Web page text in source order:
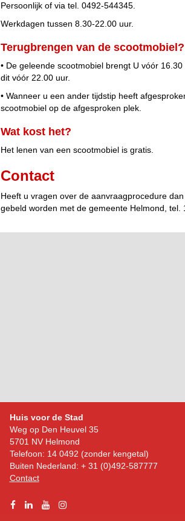
Persoonlijk of via tel. 0492-544345.
Werkdagen tussen 8.30-22.00 uur.
Terugbrengen van de scootmobiel?
• De geleende scootmobiel brengt U vóór
dit vóór 22.00 uur.
• Wanneer u een ander tijdstip heeft
scootmobiel op de afgesproken plek.
Wat kost het?
Het lenen van een scootmobiel is gratis.
Contact
Heeft u vragen over de aanvraagprocedure
gebeld worden met de gemeente Helmond, tel.
Bezoekadres
Huis voor de Stad
Weg op Den Heuvel 35
5701 NV Helmond
Telefoon: 14 0492 (zonder kengetal)
Buiten Nederland: + 31 (0)492-587777
Contact
Facebook
LinkedinYouTubeInstagram